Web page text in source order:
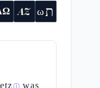
AZ ωת
ⓘ was